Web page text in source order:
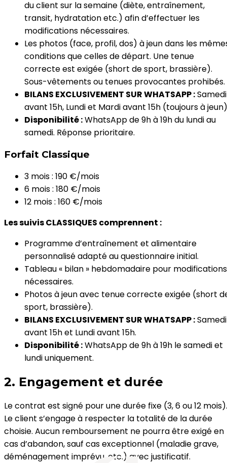
du client sur la semaine (diète, entraînement,
transit, hydratation etc.) afin d’effectuer les
modifications nécessaires.
Les photos (face, profil, dos) à jeun dans les
conditions que celles de départ. Une tenue
correcte est exigée (short de sport, brassière).
Sous-vêtements ou tenues provocantes prohibés.
BILANS EXCLUSIVEMENT SUR WHATSAPP :Samedi
avant 15h, Lundi et Mardi avant 15h (toujours à
Disponibilité :WhatsApp de 9h à 19h du lundi au
samedi. Réponse prioritaire.
Forfait Classique
3 mois : 190 €/mois
6 mois : 180 €/mois
12 mois : 160 €/mois
Les suivis CLASSIQUES comprennent :
Programme d’entraînement et alimentaire
personnalisé adapté au questionnaire initial.
Tableau « bilan » hebdomadaire pour modifications
nécessaires.
Photos à jeun avec tenue correcte exigée (short
sport, brassière).
BILANS EXCLUSIVEMENT SUR WHATSAPP :Samedi
avant 15h et Lundi avant 15h.
Disponibilité :WhatsApp de 9h à 19h le samedi et
lundi uniquement.
2. Engagement et durée
Le contrat est signé pour une durée fixe (3, 6 ou 12 mois).
Le client s’engage à respecter la totalité de la durée
choisie. Aucun remboursement ne pourra être exigé en
cas d’abandon, sauf cas exceptionnel (maladie grave,
déménagement imprévu, etc.) avec justificatif.